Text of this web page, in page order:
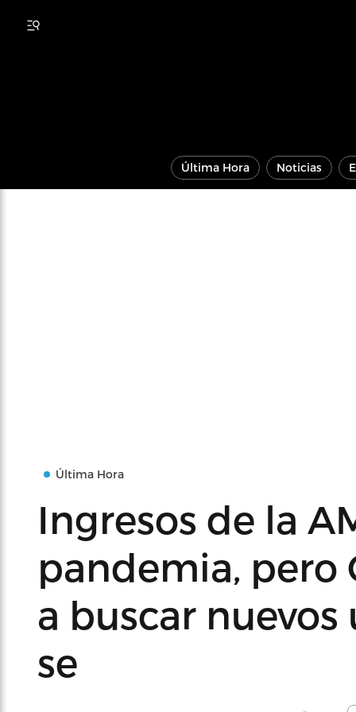
Última Hora Noticias
Última Hora
Ingresos de la
pandemia, pero
a buscar
se